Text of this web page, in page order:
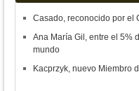
Casado, reconocido por el
Ana María Gil, entre el 5%
mundo
Kacprzyk, nuevo Miembro